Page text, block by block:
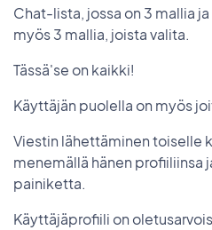
Chat-lista, jossa on 3 mallia
myös 3 mallia, joista valita.
Tässä'se on kaikki!
Käyttäjän puolella on myös
Viestin lähettäminen toiselle
menemällä hänen profiiliinsa
painiketta.
Käyttäjäprofiili on